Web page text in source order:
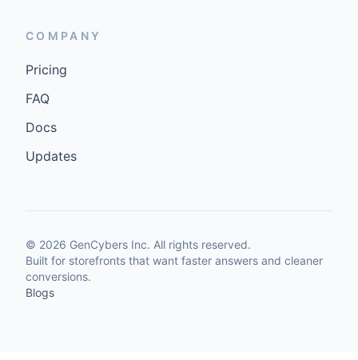
COMPANY
Pricing
FAQ
Docs
Updates
© 2026 GenCybers Inc. All rights reserved.
Built for storefronts that want faster answers and cleaner
conversions.
Blogs